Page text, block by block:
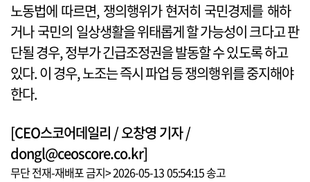
노동법에 따르면, 쟁의행위가 현저히 국민경제를 해하
거나 국민의 일상생활을 위태롭게 할 가능성이 크다고 판
단될 경우, 정부가 긴급조정권을 발동할 수 있도록 하고
있다. 이 경우, 노조는 즉시 파업 등 쟁의행위를 중지해야
한다.
[CEO스코어데일리 / 오창영 기자 /
dongl@ceoscore.co.kr]
무단 전재-재배포 금지> 2026-05-13 05:54:15 송고